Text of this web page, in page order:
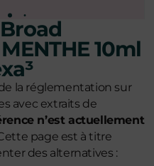
10ml
la réglementation sur
avec extraits de
n’est actuellement
page est à titre
des alternatives :